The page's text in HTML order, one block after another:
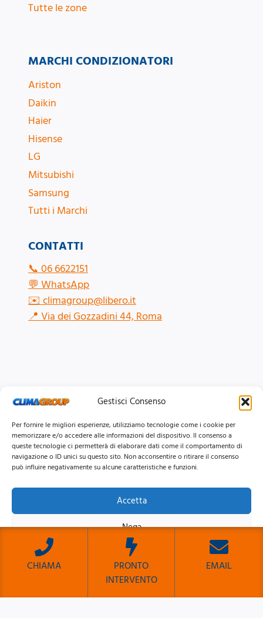
Gestisci Consenso
Per fornire le migliori esperienze, utilizziamo tecnologie come i cookie per
memorizzare e/o accedere alle informazioni del dispositivo. Il consenso a
queste tecnologie ci permetterà di elaborare dati come il comportamento di
navigazione o ID unici su questo sito. Non acconsentire o ritirare il consenso
può influire negativamente su alcune caratteristiche e funzioni.
Accetta
Nega
Visualizza le preferenze
Cookie PolicyPrivacy Policy
Tutte le zone
CONTATTI
📞06 6622151
💬WhatsApp
✉️climagroup@libero.it
📍Via dei Gozzadini 44, Roma
MARCHI CONDIZIONATORI
Ariston
Daikin
Haier
Hisense
LG
Mitsubishi
Samsung
Tutti i Marchi
© 2026 Clima Group Impianti Srls P.IVA: 17771951005
Privacy
CookiePolicy | Mappa del Sito
CHIAMA
PRONTO
INTERVENTO
EMAIL